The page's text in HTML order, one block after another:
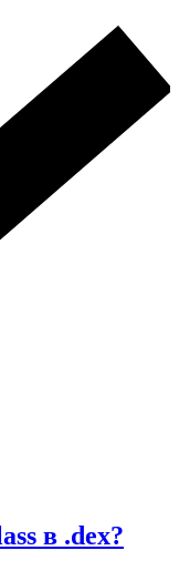
в .dex?